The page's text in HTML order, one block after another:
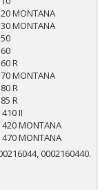
MONTANA
MONTANA
R
MONTANA
R
R
II
420 MONTANA
470 MONTANA
0002160440.